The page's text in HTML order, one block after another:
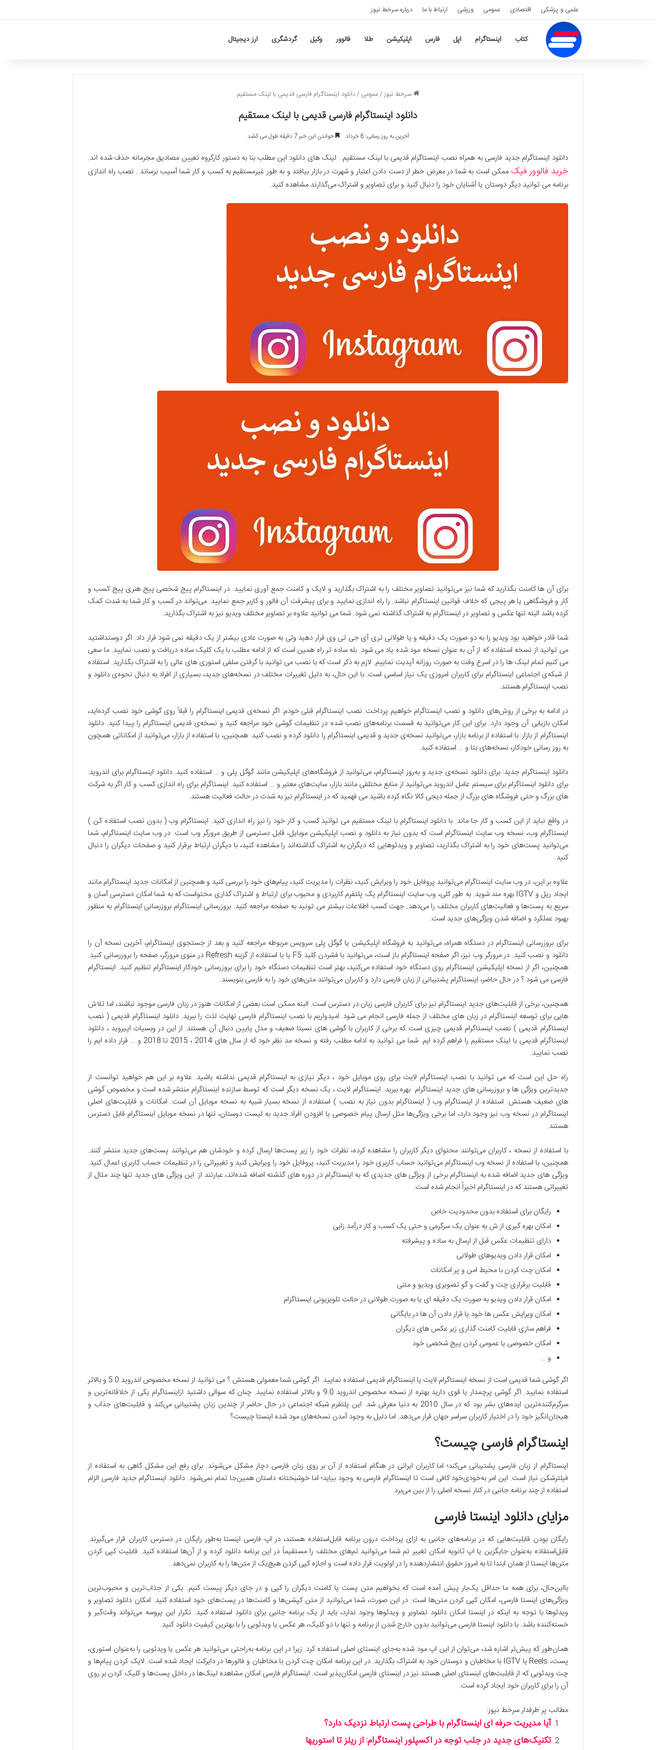
علمی و پزشکی اقتصادی عمومی ورزشی ارتباط با ما درباره سرخط نیوز
کتاب اینستاگرام اپل فارس اپلیکیشن طلا فالوور وکیل گردشگری ارز دیجیتال
سرخط نیوز/عمومی /دانلود اینستاگرام فارسی قدیمی با لینک مستقیم
دانلود اینستاگرام فارسی قدیمی با لینک مستقیم
آخرین به روز رسانی: 6 خرداد خواندن این خبر 7 دقیقه طول می کشد
دانلود اینستاگرام جدید فارسی به همراه نصب اینستاگرام قدیمی با لینک مستقیم. لینک های دانلود این مطلب بنا به دستور کارگروه تعیین مصادیق مجرمانه حذف شده اند.
خرید فالوور فیک ممکن است به شما در معرض خطر از دست دادن اعتبار و شهرت در بازار بیافتد و به طور غیرمستقیم به کسب و کار شما آسیب برساند . نصب راه اندازی
برنامه می توانید دیگر دوستان یا آشنایان خود را دنبال کنید و برای تصاویر و اشتراک می‌گذارند مشاهده کنید.
برای آن ها کامنت بگذارید که شما نیز می‌توانید تصاویر مختلف را به اشتراک بگذارید و لایک و کامنت جمع آوری نمایید. در اینستاگرام پیج شخصی پیج هنری پیج کسب و
کار و فروشگاهی یا هر پیجی که خلاف قوانین اینستاگرام نباشد. را راه اندازی نمایید و برای پیشرفت آن فالور و کاربر جمع نمایید. می‌تواند در کسب و کار شما به شدت کمک
کرده باشد البته تنها عکس و تصاویر در اینستاگرام به اشتراک گذاشته نمی شود. شما می توانید علاوه بر تصاویر مختلف ویدیو نیز به اشتراک بگذارید.
شما قادر خواهید بود ویدیو را به دو صورت یک دقیقه و یا طولانی تری آی جی تی وی قرار دهید ولی به صورت عادی بیشتر از یک دقیقه نمی شود قرار داد. اگر دوستداشتید
می توانید از نسخه استفاده که از آن به عنوان نسخه مود شده یاد می شود. بله ساده تر راه همین است که از ادامه مطلب با یک کلیک ساده دریافت و نصب نمایید. ما سعی
می کنیم تمام لینک ها را در اسرع وقت به صورت روزانه آپدیت نماییم. لازم به ذکر است که با نصب می توانید با گرفتن سلفی استوری های عالی را به اشتراک بگذارید. استفاده
از شبکه‌ی اجتماعی اینستاگرام برای کاربران امروزی یک نیاز اساسی است. با این حال، به دلیل تغییرات مختلف در نسخه‌های جدید، بسیاری از افراد به دنبال نحوه‌ی دانلود و
نصب اینستاگرام هستند.
در ادامه به برخی از روش‌های دانلود و نصب اینستاگرام خواهیم پرداخت: نصب اینستاگرام قبلی خودم: اگر نسخه‌ی قدیمی اینستاگرام را قبلاً روی گوشی خود نصب کرده‌اید،
امکان بازیابی آن وجود دارد. برای این کار می‌توانید به قسمت برنامه‌های نصب شده در تنظیمات گوشی خود مراجعه کنید و نسخه‌ی قدیمی اینستاگرام را پیدا کنید. دانلود
اینستاگرام از بازار: با استفاده از برنامه بازار، می‌توانید نسخه‌ی جدید و قدیمی اینستاگرام را دانلود کرده و نصب کنید. همچنین، با استفاده از بازار، می‌توانید از امکاناتی همچون
به روز رسانی خودکار، نسخه‌های بتا و … استفاده کنید.
دانلود اینستاگرام جدید: برای دانلود نسخه‌ی جدید و به‌روز اینستاگرام، می‌توانید از فروشگاه‌های اپلیکیشن مانند گوگل پلی و … استفاده کنید. دانلود اینستاگرام برای اندروید:
برای دانلود اینستاگرام برای سیستم عامل اندروید می‌توانید از منابع مختلفی مانند بازار، سایت‌های معتبر و … استفاده کنید. اینستاگرام برای راه اندازی کسب و کار اگر به شرکت
های بزرگ و حتی فروشگاه های بزرگ از جمله دیجی کالا نگاه کرده باشید می فهمید که در اینستاگرام نیز به شدت در حالت فعالیت هستند.
در واقع نباید از این کسب و کار جا ماند. با دانلود اینستاگرام با لینک مستقیم می توانید کسب و کار خود را نیز راه اندازی کنید. اینستاگرام وب ( بدون نصب استفاده کن )
اینستاگرام وب، نسخه وب سایت اینستاگرام است که بدون نیاز به دانلود و نصب اپلیکیشن موبایل، قابل دسترسی از طریق مرورگر وب است. در وب سایت اینستاگرام، شما
می‌توانید پست‌های خود را به اشتراک بگذارید، تصاویر و ویدئوهایی که دیگران به اشتراک گذاشته‌اند را مشاهده کنید، با دیگران ارتباط برقرار کنید و صفحات دیگران را دنبال
کنید.
علاوه بر این، در وب سایت اینستاگرام می‌توانید پروفایل خود را ویرایش کنید، نظرات را مدیریت کنید، پیام‌های خود را بررسی کنید و همچنین از امکانات جدید اینستاگرام مانند
ایجاد ریل و IGTV بهره مند شوید. به طور کلی، وب سایت اینستاگرام یک پلتفرم کاربردی و محبوب برای ارتباط و اشتراک گذاری محتواست که به شما امکان دسترسی آسان و
سریع به پست‌ها و فعالیت‌های کاربران مختلف را می‌دهد. جهت کسب اطلاعات بیشتر می تونید به صفحه مراجعه کنید. بروزرسانی اینستاگرام بروزرسانی اینستاگرام به منظور
بهبود عملکرد و اضافه شدن ویژگی‌های جدید است.
برای بروزرسانی اینستاگرام در دستگاه همراه، می‌توانید به فروشگاه اپلیکیشن یا گوگل پلی سرویس مربوطه مراجعه کنید و بعد از جستجوی اینستاگرام، آخرین نسخه آن را
دانلود و نصب کنید. در مرورگر وب نیز، اگر صفحه اینستاگرام باز است، می‌توانید با فشردن کلید F5 یا با استفاده از گزینه Refresh در منوی مرورگر، صفحه را بروزرسانی کنید.
همچنین، اگر از نسخه اپلیکیشن اینستاگرام روی دستگاه خود استفاده می‌کنید، بهتر است تنظیمات دستگاه خود را برای بروزرسانی خودکار اینستاگرام تنظیم کنید. اینستاگرام
فارسی می شود ؟ در حال حاضر، اینستاگرام پشتیبانی از زبان فارسی دارد و کاربران می‌توانند متن‌های خود را به فارسی بنویسند.
همچنین، برخی از قابلیت‌های جدید اینستاگرام نیز برای کاربران فارسی زبان در دسترس است. البته ممکن است بعضی از امکانات هنوز در زبان فارسی موجود نباشند، اما تلاش
هایی برای توسعه اینستاگرام در زبان های مختلف از جمله فارسی انجام می شود. امیدواریم با نصب اینستاگرام فارسی نهایت لذت را ببرید. دانلود اینستاگرام قدیمی ( نصب
اینستاگرام قدیمی ) نصب اینستاگرام قدیمی چیزی است که برخی از کاربران با گوشی های نسبتا ضعیف و مدل پایین دنبال آن هستند. از این در وبسیات اپیروید ، دانلود
اینستاگرام قدیمی با لینک مستقیم را فراهم کرده ایم. شما می توانید به ادامه مطلب رفته و نسخه مد نظر خود که از سال های 2014 ، 2015 تا 2018 و … قرار داده ایم را
نصب نمایید.
راه حل این است که می توانید با نصب اینستاگرام لایت برای روی موبایل خود ، دیگر نیازی به اینستاگرام قدیمی نداشته باشید. علاوه بر این هم خواهید توانست از
جدیدترین ویژگی ها و بروزرسانی های جدید اینستاگرام بهره ببرید. اینستاگرام لایت ، یک نسخه دیگر است که توسط سازنده اینستاگرام منتشر شده است و مخصوص گوشی
های ضعیف هستش. استفاده از اینستاگرام وب ( اینستاگرام بدون نیاز به نصب ) استفاده از نسخه بسیار شبیه به نسخه موبایل آن است. امکانات و قابلیت‌های اصلی
اینستاگرام در نسخه وب نیز وجود دارد، اما برخی ویژگی‌ها مثل ارسال پیام خصوصی یا افزودن افراد جدید به لیست دوستان، تنها در نسخه موبایل اینستاگرام قابل دسترس
هستند.
با استفاده از نسخه ، کاربران می‌توانند محتوای دیگر کاربران را مشاهده کرده، نظرات خود را زیر پست‌ها ارسال کرده و خودشان هم می‌توانند پست‌های جدید منتشر کنند.
همچنین، با استفاده از نسخه وب اینستاگرام می‌توانید حساب کاربری خود را مدیریت کنید، پروفایل خود را ویرایش کنید و تغییراتی را در تنظیمات حساب کاربری اعمال کنید.
ویژگی های جدید اضافه شده به اینستاگرام برخی از ویژگی های جدیدی که به اینستاگرام در دوره های گذشته اضافه شده‌اند، عبارتند از: این ویژگی های جدید تنها چند مثال از
تغییراتی هستند که در اینستاگرام اخیراً انجام شده است.
رایگان برای استفاده بدون محدودیت خاص
امکان بهره گیری از ش به عنوان یک سرگرمی و حتی یک کسب و کار درآمد زایی
دارای تنظیمات عکس قبل از ارسال به ساده و پیشرفته
امکان قرار دادن ویدیوهای طولانی
امکان چت کردن با محیط امن و پر امکانات
قابلیت برقراری چت و گفت و گو تصویری ویدیو و متنی
امکان قرار دادن ویدیو به صورت یک دقیقه ای یا به صورت طولانی در حالت تلویزیونی اینستاگرام
امکان ویرایش عکس ها خود یا قرار دادن آن ها در بایگانی
فراهم سازی قابلیت کامنت گذاری زیر عکس های دیگران
امکان خصوصی یا عمومی کردن پیج شخصی خود
و …
اگر گوشی شما قدیمی است از نسخه اینستاگرام لایت یا اینستاگرام قدیمی استفاده نمایید. اگر گوشی شما معمولی هستش ؟ می توانید از نسخه مخصوص اندروید 5.0 و بالاتر
استفاده نمایید. اگر گوشی پرچمدار یا قوی دارید بهتره از نسخه مخصوص اندروید 9.0 و بالاتر استفاده نمایید. چنان که سوالی داشتید ازاینستاگرام یکی از خلاقانه‌ترین و
سرگرم‌کننده‌ترین ایده‌های بشر بود که در سال 2010 به دنیا معرفی شد. این پلتفرم شبکه اجتماعی در حال حاضر از چندین زبان پشتیبانی می‌کند و قابلیت‌های جذاب و
هیجان‌انگیز خود را در اختیار کاربران سراسر جهان قرار می‌دهد. اما دلیل به وجود آمدن نسخه‌های مود شده اینستا چیست؟
اینستاگرام فارسی چیست؟
اینستاگرام از زبان فارسی پشتیبانی می‌کند؛ اما کاربران ایرانی در هنگام استفاده از آن بر روی زبان فارسی دچار مشکل می‌شوند. برای رفع این مشکل گاهی به استفاده از
فیلترشکن نیاز است. این امر به‌خودی‌خود کافی است تا اینستاگرام فارسی به وجود بیاید؛ اما خوشبختانه داستان همین‌جا تمام نمی‌شود. دانلود اینستاگرام جدید فارسی الزام
استفاده از چند برنامه جانبی در کنار نسخه اصلی را از بین می‌برد.
مزایای دانلود اینستا فارسی
رایگان بودن قابلیت‌هایی که در برنامه‌های جانبی به ازای پرداخت درون برنامه قابل‌استفاده هستند، در اپ فارسی اینستا به‌طور رایگان در دسترس کاربران قرار می‌گیرند.
قابل‌استفاده به‌عنوان جایگزین یا اپ ثانویه امکان تغییر تم شما می‌توانید تم‌های مختلف را مستقیماً در این برنامه دانلود کرده و از آن‌ها استفاده کنید. قابلیت کپی کردن
متن‌ها اینستا از همان ابتدا تا به امروز حقوق انتشاردهنده را در اولویت قرار داده است و اجازه کپی کردن هیچ‌یک از متن‌ها را به کاربران نمی‌دهد .
بااین‌حال، برای همه ما حداقل یک‌بار پیش آمده است که بخواهیم متن پست یا کامنت دیگران را کپی و در جای دیگر پیست کنیم. یکی از جذاب‌ترین و محبوب‌ترین
ویژگی‌های اینستا فارسی، امکان کپی کردن متن‌ها است. در این صورت، شما می‌توانید از متن کپشن‌ها و کامنت‌ها در پست‌های خود استفاده کنید. امکان دانلود تصاویر و
ویدئوها با توجه به اینکه در اینستا امکان دانلود تصاویر و ویدئوها وجود ندارد، باید از یک برنامه جانبی برای دانلود استفاده کنید. تکرار این پروسه می‌تواند وقت‌گیر و
خسته‌کننده باشد. با دانلود اینستا فارسی می‌توانید بدون خارج شدن از برنامه و تنها با دو کلیک، هر عکس یا ویدئویی را با بهترین کیفیت دانلود کنید.
همان‌طور که پیش‌تر اشاره شد، می‌توان از این اپ مود شده به‌جای اینستای اصلی استفاده کرد. زیرا در این برنامه به‌راحتی می‌توانید هر عکس یا ویدئویی را به‌عنوان استوری،
پست، Reels یا IGTV با مخاطبان و دوستان خود به اشتراک بگذارید. در این برنامه امکان چت کردن با مخاطبان و فالورها در دایرکت ایجاد شده است. لایک کردن پیام‌ها و
چت ویدئویی که از قابلیت‌های اینستای اصلی هستند نیز در اینستای فارسی امکان‌پذیر است. اینستاگرام فارسی امکان مشاهده لینک‌ها در داخل پست‌ها و کلیک کردن بر روی
آن را برای کاربران خود ایجاد کرده است.
مطالب پر طرفدار سرخط نیوز:
آیا مدیریت حرفه ای اینستاگرام با طراحی پست ارتباط نزدیک دارد؟
تکنیک‌های جدید در جلب توجه در اکسپلور اینستاگرام: از ریلز تا استوریها